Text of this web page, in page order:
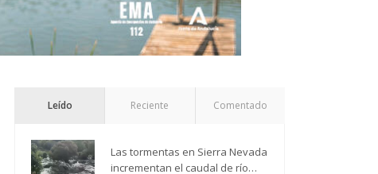
Leído Reciente Comentado
Las tormentas en Sierra Nevada
incrementan el caudal de río